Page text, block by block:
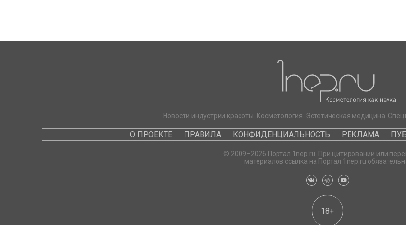
Новости индустрии красоты. Косметология. Эстетическая медицина.
О ПРОЕКТЕ ПРАВИЛА КОНФИДЕНЦИАЛЬНОСТЬ РЕКЛАМА
© 2009–2026 Портал 1nep.ru. При цитировании или
материалов ссылка на Портал 1nep.ru
18+